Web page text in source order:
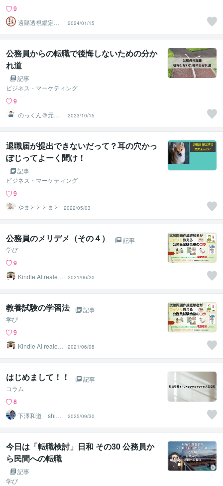
9
遠隔透視鑑定
師・すずか✡
2024/01/15
公務員からの転職で後悔しないための分か
れ道
記事
ビジネス・マーケティング
9
のっくん＠元公
務員
2023/10/15
退職届が提出できないだって？耳の穴かっ
ぽじってよーく聞け！
記事
ビジネス・マーケティング
9
やまとととまと
2022/05/03
公務員のメリデメ（その４）
記事
学び
9
Kindle AI realest
2021/06/20
教養試験の学習法
記事
学び
9
Kindle AI realest
2021/06/08
はじめまして！！
記事
コラム
8
下澤和道 shim
o
2025/09/30
今日は「転職検討」日和 その30 公務員か
ら民間への転職
記事
学び